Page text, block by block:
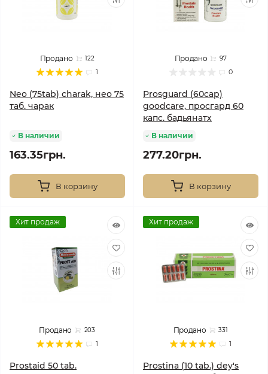
1
Продано 122
Neo (75tab) charak, нео 75
таб. чарак
В наличии
163.35грн.
В корзину
0
Продано 97
Prosguard (60cap)
goodcare, просгард 60
капс. бадьянатх
В наличии
277.20грн.
В корзину
Хит продаж
1
Продано 203
Prostaid 50 tab.
Хит продаж
1
Продано 331
Prostina (10 tab.) dey's